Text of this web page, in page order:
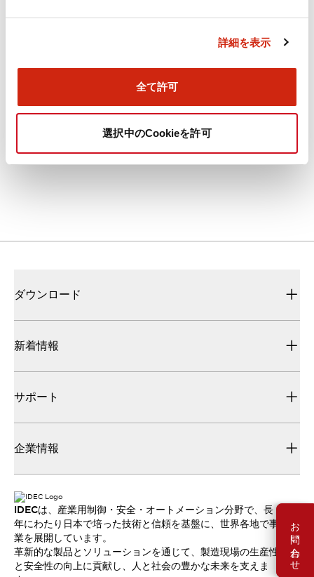
詳細を表示
全て許可
選択中のCookieを許可
お問い合わせ
AFSA形 足踏スイッチ 1a-1b AFSA111
AFSA形 足踏スイッチ 2a-2b
件中 1 - 2 を表示
ダウンロード
新着情報
サポート
企業情報
IDECは、産業用制御・安全・オートメーション分野で、長
年にわたり日本で培った技術と信頼を基盤に、世界各地で事
業を展開しています。
革新的な製品とソリューションを通じて、製造現場の生産性
と安全性の向上に貢献し、人と社会の豊かな未来を支えま